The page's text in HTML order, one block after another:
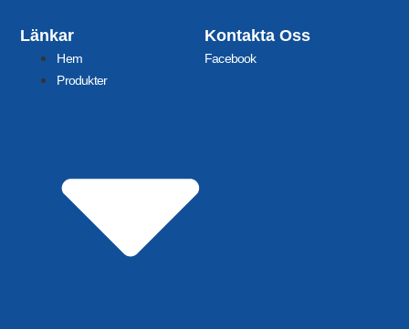
Länkar
Hem
Produkter
Kontakta Oss
Facebook